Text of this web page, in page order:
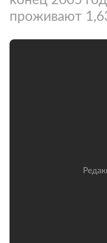
проживают